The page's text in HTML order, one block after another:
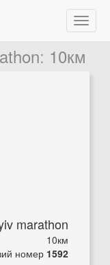
: 10км
marathon
10км
номер 1592